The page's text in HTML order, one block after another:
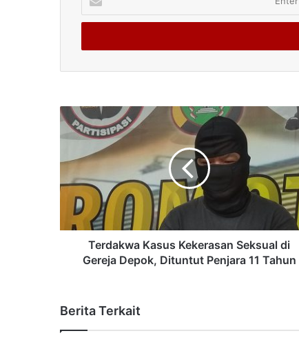
your
Email
Terdakwa Kasus Kekerasan Seksual di
Gereja Depok, Dituntut Penjara 11 Tahun
Berita Terkait